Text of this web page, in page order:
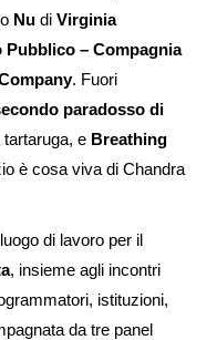
Nu di Virginia
Pubblico – Compagnia
. Fuori
paradosso di
e Breathing
è cosa viva di Chandra
di lavoro per il
, insieme agli incontri
istituzioni,
da tre panel